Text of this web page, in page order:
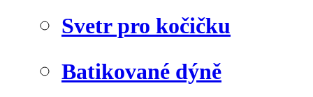
Svetr pro kočičku
Batikované dýně